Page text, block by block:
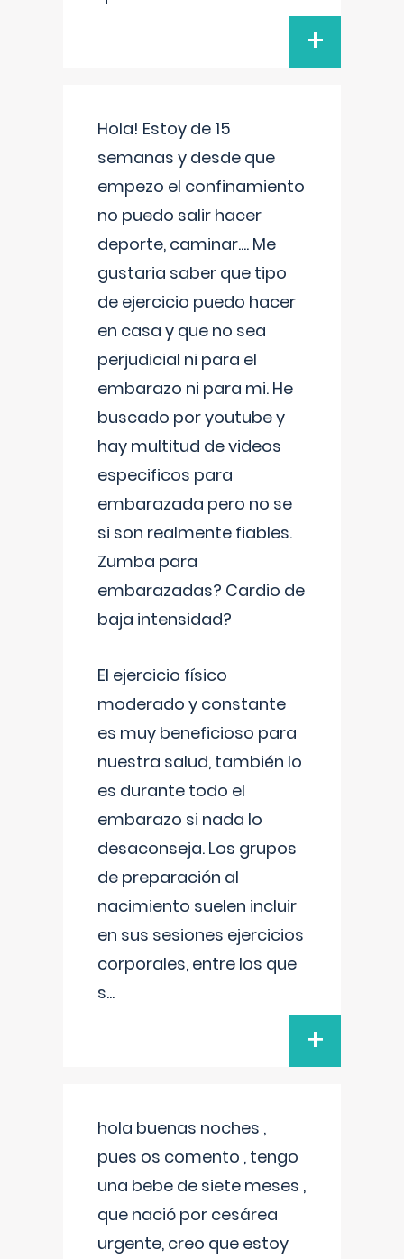
+
Hola! Estoy de 15
semanas y desde que
empezo el confinamiento
no puedo salir hacer
deporte, caminar.... Me
gustaria saber que tipo
de ejercicio puedo hacer
en casa y que no sea
perjudicial ni para el
embarazo ni para mi. He
buscado por youtube y
hay multitud de videos
especificos para
embarazada pero no se
si son realmente fiables.
Zumba para
embarazadas? Cardio de
baja intensidad?
El ejercicio físico
moderado y constante
es muy beneficioso para
nuestra salud, también lo
es durante todo el
embarazo si nada lo
desaconseja. Los grupos
de preparación al
nacimiento suelen incluir
en sus sesiones ejercicios
corporales, entre los que
s...
+
hola buenas noches ,
pues os comento , tengo
una bebe de siete meses ,
que nació por cesárea
urgente, creo que estoy